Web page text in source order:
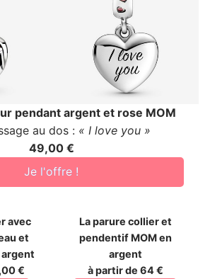
pendant argent et rose MOM
au dos : « I love you »
49,00 €
Je l'offre !
avec
et
€
La parure collier et
pendentif MOM en
argent
à partir de 64 €